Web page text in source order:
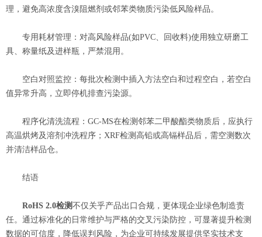
理，避免高浓度含溴阻燃剂或邻苯类物质污染低风险样品。
专用耗材管理：对高风险样品(如PVC、回收料)使用独立研磨工
具、称量纸及进样瓶，严禁混用。
空白对照监控：每批次检测中插入方法空白和过程空白，若空白
值异常升高，立即停机排查污染源。
程序化清洗流程：GC-MS在检测邻苯二甲酸酯类物质后，应执行
高温烘烤及溶剂冲洗程序；XRF检测高铅或高镉样品后，需空测数次
并清洁样品仓。
结语
RoHS 2.0检测不仅关乎产品出口合规，更体现企业绿色制造责
任。通过标准化的日常维护与严格的交叉污染防控，可显著提升检测
数据的可信度，降低误判风险，为企业可持续发展提供坚实技术支